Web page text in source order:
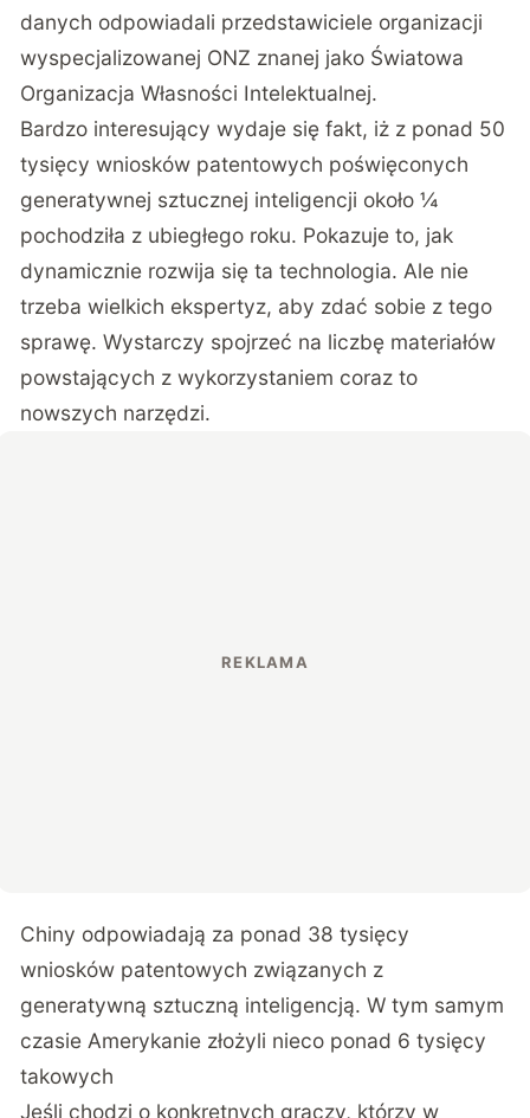
danych odpowiadali przedstawiciele organizacji
wyspecjalizowanej ONZ znanej jako Światowa
Organizacja Własności Intelektualnej.
Bardzo interesujący wydaje się fakt, iż z ponad 50
tysięcy wniosków patentowych poświęconych
generatywnej sztucznej inteligencji około ¼
pochodziła z ubiegłego roku. Pokazuje to, jak
dynamicznie rozwija się ta technologia. Ale nie
trzeba wielkich ekspertyz, aby zdać sobie z tego
sprawę. Wystarczy spojrzeć na liczbę materiałów
powstających z wykorzystaniem coraz to
nowszych narzędzi.
Chiny odpowiadają za ponad 38 tysięcy
wniosków patentowych związanych z
generatywną sztuczną inteligencją. W tym samym
czasie Amerykanie złożyli nieco ponad 6 tysięcy
takowych
Jeśli chodzi o konkretnych graczy, którzy w